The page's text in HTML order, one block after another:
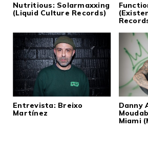
Nutritious: Solarmaxxing
(Liquid Culture Records)
Entrevista: Breixo
Martínez
Danny
Miami